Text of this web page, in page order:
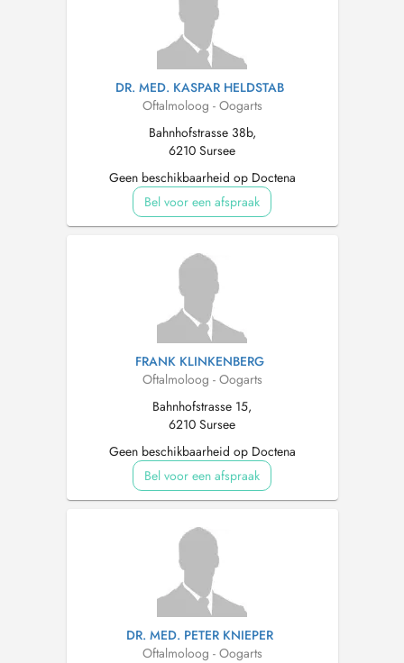
DR. MED. KASPAR HELDSTAB
Oftalmoloog - Oogarts
Bahnhofstrasse 38b,
6210 Sursee
Geen beschikbaarheid op Doctena
Bel voor een afspraak
FRANK KLINKENBERG
Oftalmoloog - Oogarts
Bahnhofstrasse 15,
6210 Sursee
Geen beschikbaarheid op Doctena
Bel voor een afspraak
DR. MED. PETER KNIEPER
Oftalmoloog - Oogarts